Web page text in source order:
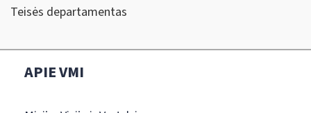
Teisės departamentas
APIE VMI